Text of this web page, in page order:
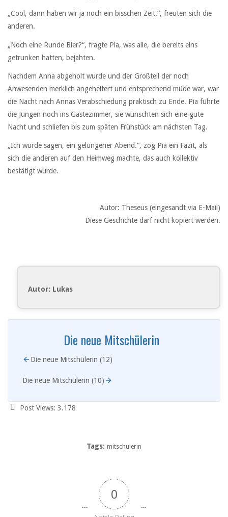
„Cool, dann haben wir ja noch ein bisschen Zeit.“, freuten sich die
anderen.
„Noch eine Runde Bier?“, fragte Pia, was alle, die bereits eins
getrunken hatten, bejahten.
Nachdem Anna abgeholt wurde und der Großteil der noch
Anwesenden merklich angeheitert und entsprechend müde war, war
die Nacht nach Annas Verabschiedung praktisch zu Ende. Pia führte
die Jungen noch ins Gästezimmer, sie wünschten sich eine gute
Nacht und schliefen bis zum späten Frühstück am nächsten Tag.
„Ich würde sagen, ein gelungener Abend.“, zog Pia ein Fazit, als
sich die anderen auf den Heimweg machte, das auch kollektiv
bestätigt wurde.
Autor: Theseus (eingesandt via E-Mail)
Diese Geschichte darf nicht kopiert werden.
Autor: Lukas
Die neue Mitschülerin
Die neue Mitschülerin (12)
Die neue Mitschülerin (10)
Post Views: 3.178
Tags: mitschulerin
0